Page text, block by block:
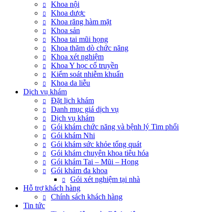
Khoa nội
Khoa dược
Khoa răng hàm mặt
Khoa sản
Khoa tai mũi họng
Khoa thăm dò chức năng
Khoa xét nghiệm
Khoa Y học cổ truyền
Kiểm soát nhiễm khuẩn
Khoa da liễu
Dịch vụ khám
Đặt lịch khám
Danh mục giá dịch vụ
Dịch vụ khám
Gói khám chức năng và bệnh lý Tim phổi
Gói khám Nhi
Gói khám sức khỏe tổng quát
Gói khám chuyên khoa tiêu hóa
Gói khám Tai – Mũi – Họng
Gói khám đa khoa
Gói xét nghiệm tại nhà
Hỗ trợ khách hàng
Chính sách khách hàng
Tin tức